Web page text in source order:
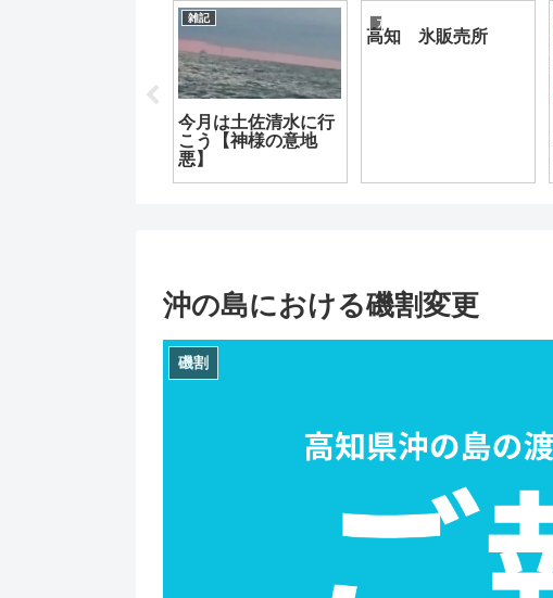
雑記
今月は土佐清水に行
こう【神様の意地
悪】
アウトドア
高知 氷販売所
沖の島における磯割変更
磯割